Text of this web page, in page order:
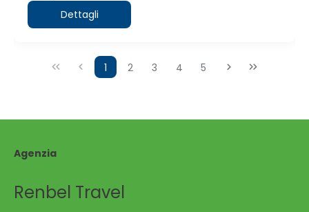
Dettagli
1 2 3 4 5
Agenzia
Renbel Travel